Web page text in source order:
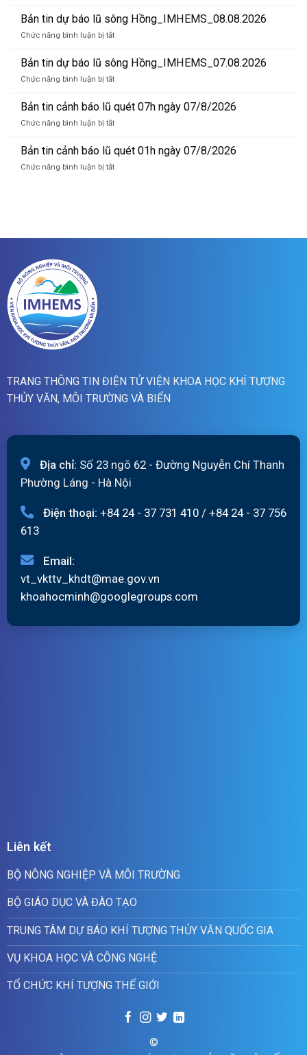
tin
báo
quét
01h
09/08/2026
Bản tin dự báo lũ sông Hồng_IMHEMS_08.08.2026
Chức năng bình luận bị tắtở
tin
báo
sông
Hồng_IMHEMS_08.08.2026
Bản tin dự báo lũ sông Hồng_IMHEMS_07.08.2026
Chức năng bình luận bị tắtở
tin
báo
sông
Hồng_IMHEMS_07.08.2026
Bản tin cảnh báo lũ quét 07h ngày 07/8/2026
Chức năng bình luận bị tắtở
tin
báo
Bản tin cảnh báo lũ quét 01h ngày 07/8/2026
Chức năng bình luận bị tắtở
quét
TRANG THÔNG TIN ĐIỆN TỬ VIỆN KHOA HỌC KHÍ TƯỢNG
THỦY VĂN, MÔI TRƯỜNG VÀ BIỂN
Địa chỉ: Số 23 ngõ 62 - Đường Nguyễn Chí Thanh
Phường Láng - Hà Nội
Điện thoại: +84 24 - 37 731 410 / +84 24 - 37 756
613
Email:
vt_vkttv_khdt@mae.gov.vn
khoahocminh@googlegroups.com
Liên kết
BỘ NÔNG NGHIỆP VÀ MÔI TRƯỜNG
BỘ GIÁO DỤC VÀ ĐÀO TẠO
TRUNG TÂM DỰ BÁO KHÍ TƯỢNG THỦY VĂN QUỐC GIA
VỤ KHOA HỌC VÀ CÔNG NGHỆ
TỔ CHỨC KHÍ TƯỢNG THẾ GIỚI
©